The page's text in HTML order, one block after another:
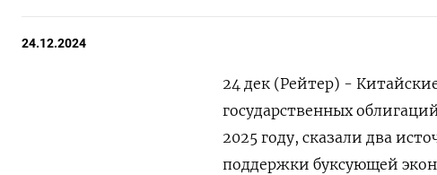
24.12.2024
24 дек (Рейтер) -
государственных
2025 году, сказали два
поддержки буксующей